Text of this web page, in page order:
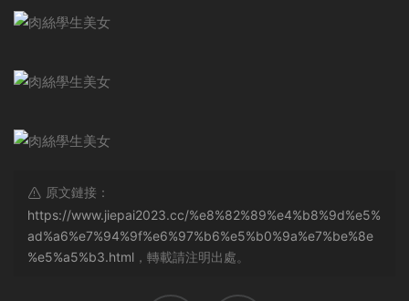
原文鏈接：
https://www.jiepai2023.cc/%e8%82%89%e4%b8%9d%e5%
ad%a6%e7%94%9f%e6%97%b6%e5%b0%9a%e7%be%8e
%e5%a5%b3.html ，轉載請注明出處。